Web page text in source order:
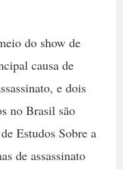
do show de
causa de
e dois
no Brasil são
Estudos Sobre a
de assassinato